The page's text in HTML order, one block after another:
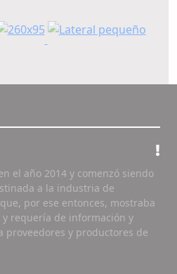
el año 2014 y comenzó siendo
a la industria de
por ese entonces, mostraba
requería de información y
proveedores y productores de